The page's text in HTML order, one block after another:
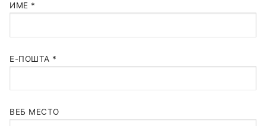
ИМЕ *
Е-ПОШТА *
ВЕБ МЕСТО